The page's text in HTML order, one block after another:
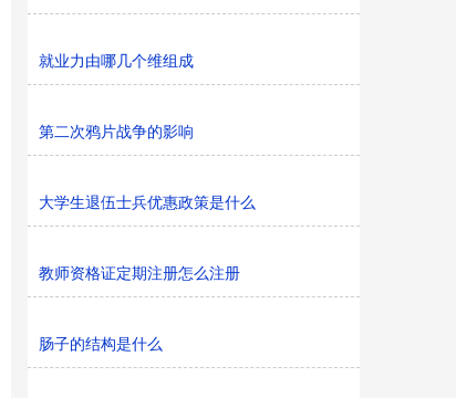
就业力由哪几个维组成
第二次鸦片战争的影响
大学生退伍士兵优惠政策是什么
教师资格证定期注册怎么注册
肠子的结构是什么